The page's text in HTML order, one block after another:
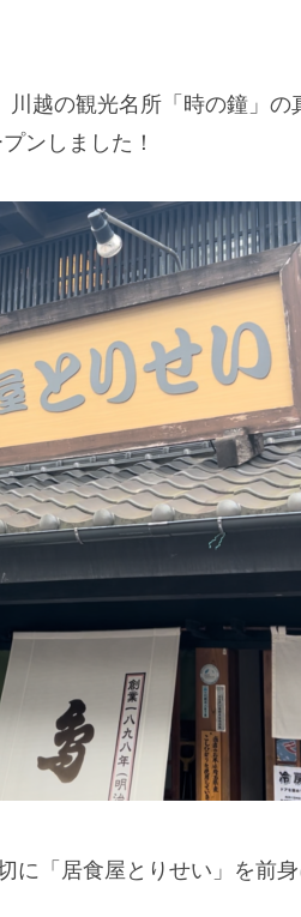
川越の観光名所「時の鐘」
ンしました！
に「居食屋とりせい」を前